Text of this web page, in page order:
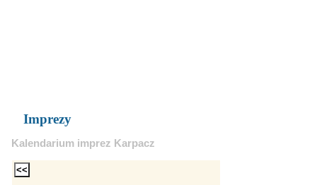
Imprezy
Kalendarium imprez Karpacz